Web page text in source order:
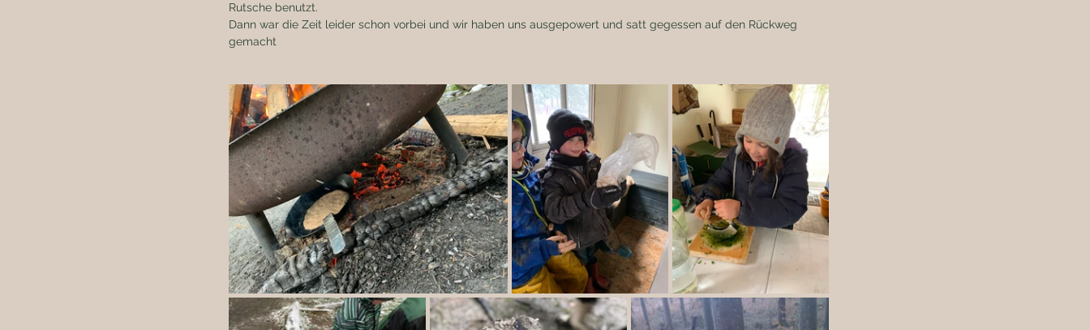
Rutsche benutzt.
Dann war die Zeit leider schon vorbei und wir haben uns ausgepowert und satt gegessen auf den Rückweg
gemacht